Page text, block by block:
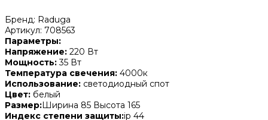
Бренд: Raduga
Артикул: 708563
Параметры:
Напряжение: 220 Вт
Мощность:35 Вт
Температура свечения: 4000к
Использование: светодиодный спот
Цвет: белый
Размер:Ширина 85 Высота 165
Индекс степени защиты:ip 44